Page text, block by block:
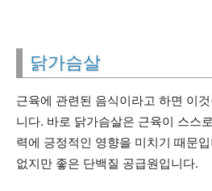
닭가슴살
근육에 관련된 음식이라고 하면 이
니다. 바로 닭가슴살은 근육이 스스
력에 긍정적인 영향을 미치기 때문
없지만 좋은 단백질 공급원입니다.